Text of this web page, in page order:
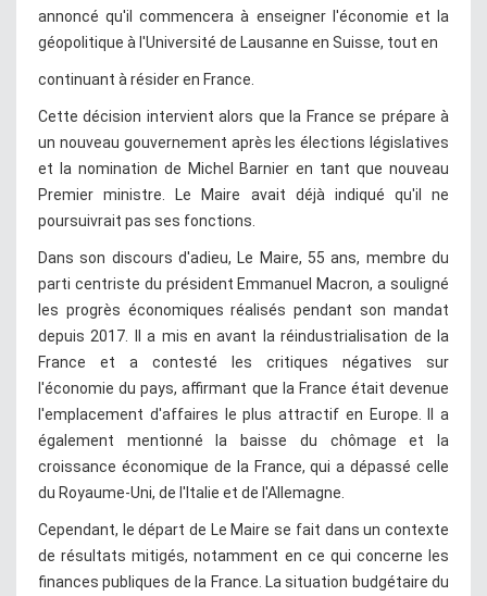
annoncé qu'il commencera à enseigner l'économie et la
géopolitique à l'Université de Lausanne en Suisse, tout en
continuant à résider en France.
Cette décision intervient alors que la France se prépare à
un nouveau gouvernement après les élections législatives
et la nomination de Michel Barnier en tant que nouveau
Premier ministre. Le Maire avait déjà indiqué qu'il ne
poursuivrait pas ses fonctions.
Dans son discours d'adieu, Le Maire, 55 ans, membre du
parti centriste du président Emmanuel Macron, a souligné
les progrès économiques réalisés pendant son mandat
depuis 2017. Il a mis en avant la réindustrialisation de la
France et a contesté les critiques négatives sur
l'économie du pays, affirmant que la France était devenue
l'emplacement d'affaires le plus attractif en Europe. Il a
également mentionné la baisse du chômage et la
croissance économique de la France, qui a dépassé celle
du Royaume-Uni, de l'Italie et de l'Allemagne.
Cependant, le départ de Le Maire se fait dans un contexte
de résultats mitigés, notamment en ce qui concerne les
finances publiques de la France. La situation budgétaire du